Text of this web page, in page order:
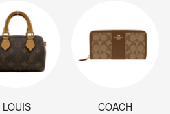
LOUIS
COACH